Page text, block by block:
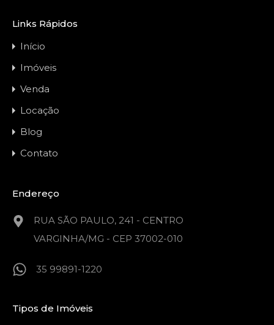
Links Rápidos
Início
Imóveis
Venda
Locação
Blog
Contato
Endereço
RUA SÃO PAULO, 241 - CENTRO
VARGINHA/MG - CEP 37002-010
35 99891-1220
Tipos de Imóveis